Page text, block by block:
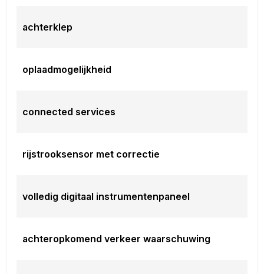
achterklep
oplaadmogelijkheid
connected services
rijstrooksensor met correctie
volledig digitaal instrumentenpaneel
achteropkomend verkeer waarschuwing